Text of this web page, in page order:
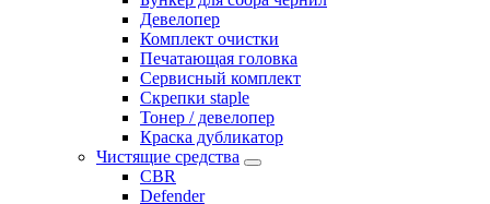
Девелопер
Комплект очистки
Печатающая головка
Сервисный комплект
Скрепки staple
Тонер / девелопер
Краска дубликатор
Чистящие средства
CBR
Defender